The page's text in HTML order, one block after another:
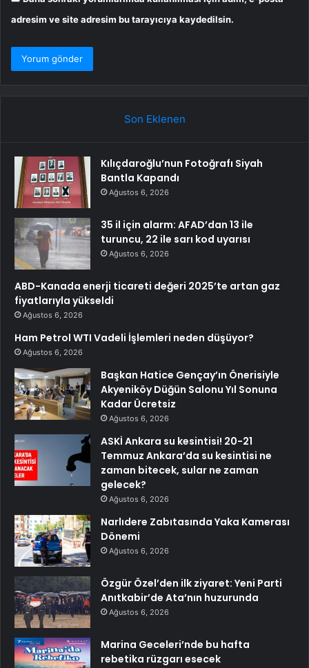
adresim ve site adresim bu tarayıcıya kaydedilsin.
Son Eklenen
Kılıçdaroğlu’nun Fotoğrafı Siyah
Bantla Kapandı
Ağustos 6, 2026
35 il için alarm: AFAD’dan 13 ile
turuncu, 22 ile sarı kod uyarısı
Ağustos 6, 2026
ABD-Kanada enerji ticareti değeri 2025’te artan gaz
fiyatlarıyla yükseldi
Ağustos 6, 2026
Ham Petrol WTI Vadeli İşlemleri neden düşüyor?
Ağustos 6, 2026
Başkan Hatice Gençay’ın Önerisiyle
Akyeniköy Düğün Salonu Yıl Sonuna
Kadar Ücretsiz
Ağustos 6, 2026
ASKİ Ankara su kesintisi! 20-21
Temmuz Ankara’da su kesintisi ne
zaman bitecek, sular ne zaman
gelecek?
Ağustos 6, 2026
Narlıdere Zabıtasında Yaka Kamerası
Dönemi
Ağustos 6, 2026
Özgür Özel’den ilk ziyaret: Yeni Parti
Anıtkabir’de Ata’nın huzurunda
Ağustos 6, 2026
Marina Geceleri’nde bu hafta
rebetika rüzgarı esecek